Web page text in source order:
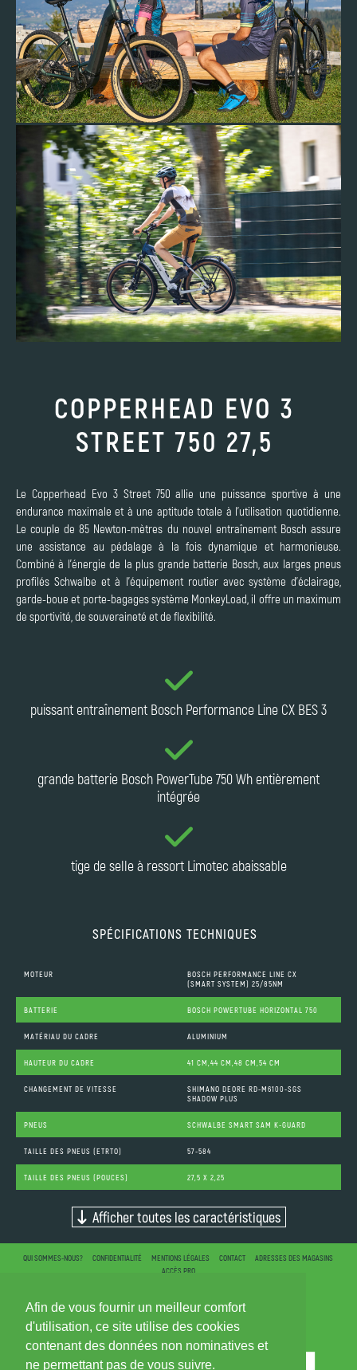
Afin de vous fournir un meilleur comfort
d'utilisation, ce site utilise des cookies
contenant des données non nominatives et
ne permettant pas de vous suivre.
COPPERHEAD EVO 3
STREET 750 27,5
Le Copperhead Evo 3 Street 750 allie une puissance sportive à une
endurance maximale et à une aptitude totale à l'utilisation quotidienne.
Le couple de 85 Newton-mètres du nouvel entraînement Bosch assure
une assistance au pédalage à la fois dynamique et harmonieuse.
Combiné à l'énergie de la plus grande batterie Bosch, aux larges pneus
profilés Schwalbe et à l'équipement routier avec système d'éclairage,
garde-boue et porte-bagages système MonkeyLoad, il offre un maximum
de sportivité, de souveraineté et de flexibilité.
puissant entraînement Bosch Performance Line CX BES 3
grande batterie Bosch PowerTube 750 Wh entièrement
intégrée
tige de selle à ressort Limotec abaissable
SPÉCIFICATIONS TECHNIQUES
MOTEUR
BOSCH PERFORMANCE LINE CX
(SMART SYSTEM) 25/85NM
BATTERIE BOSCH POWERTUBE HORIZONTAL 750
MATÉRIAU DU CADRE ALUMINIUM
HAUTEUR DU CADRE 41 CM,44 CM,48 CM,54 CM
CHANGEMENT DE VITESSE
SHIMANO DEORE RD-M6100-SGS
SHADOW PLUS
PNEUS SCHWALBE SMART SAM K-GUARD
TAILLE DES PNEUS (ETRTO) 57-584
TAILLE DES PNEUS (POUCES) 27,5 X 2,25
Afficher toutes les caractéristiques
QUI SOMMES-NOUS? CONFIDENTIALITÉ MENTIONS LÉGALES CONTACT
ADRESSES DES MAGASINS
ACCÈS PRO